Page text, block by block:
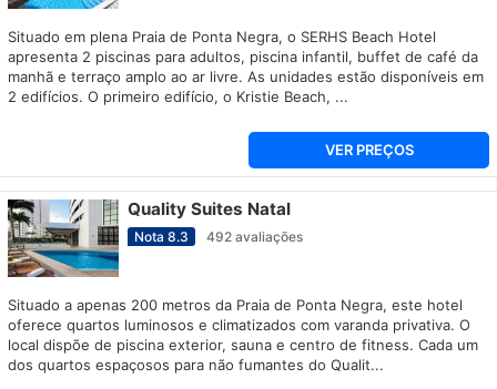
Situado em plena Praia de Ponta Negra, o SERHS Beach Hotel
apresenta 2 piscinas para adultos, piscina infantil, buffet de café da
manhã e terraço amplo ao ar livre. As unidades estão disponíveis em
2 edifícios. O primeiro edifício, o Kristie Beach, ...
VER PREÇOS
Quality Suites Natal
Nota 8.3 492 avaliações
Situado a apenas 200 metros da Praia de Ponta Negra, este hotel
oferece quartos luminosos e climatizados com varanda privativa. O
local dispõe de piscina exterior, sauna e centro de fitness. Cada um
dos quartos espaçosos para não fumantes do Qualit...